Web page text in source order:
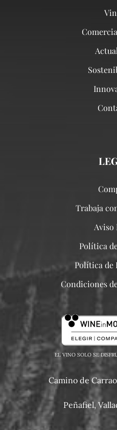
Trabaja
Aviso
Política
Política de
Condiciones
EL VINO SOLO SE
Camino de
Peñafiel,